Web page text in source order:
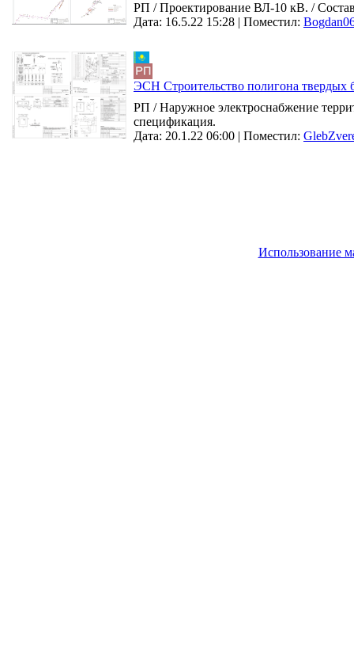
РП / Проектирование ВЛ-10 кВ. /
Дата: 16.5.22 15:28 | Поместил:
ЭСН Строительство полигона твердых
РП / Наружное электроснабжение
спецификация.
Дата: 20.1.22 06:00 | Поместил:
Использование